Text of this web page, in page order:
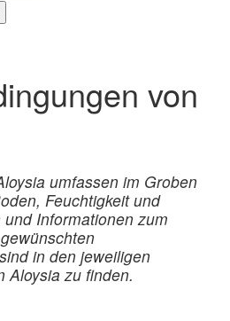
von
umfassen im Groben
Feuchtigkeit und
Informationen zum
in den jeweiligen
Aloysia zu finden.